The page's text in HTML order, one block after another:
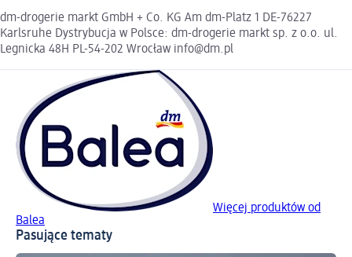
dm-drogerie markt GmbH + Co. KG Am dm-Platz 1 DE-76227
Karlsruhe Dystrybucja w Polsce: dm-drogerie markt sp. z o.o. ul.
Legnicka 48H PL-54-202 Wrocław info@dm.pl
Więcej produktów od
Balea
Pasujące tematy